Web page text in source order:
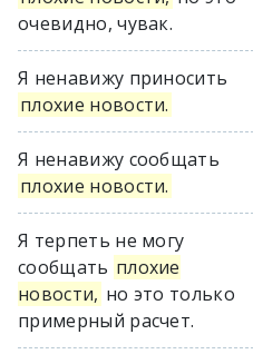
очевидно, чувак.
Я ненавижу приносить
плохие новости.
Я ненавижу сообщать
плохие новости.
Я терпеть не могу
сообщать плохие
новости, но это только
примерный расчет.